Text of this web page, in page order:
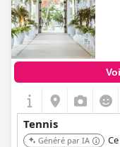
Tennis
Généré par IA